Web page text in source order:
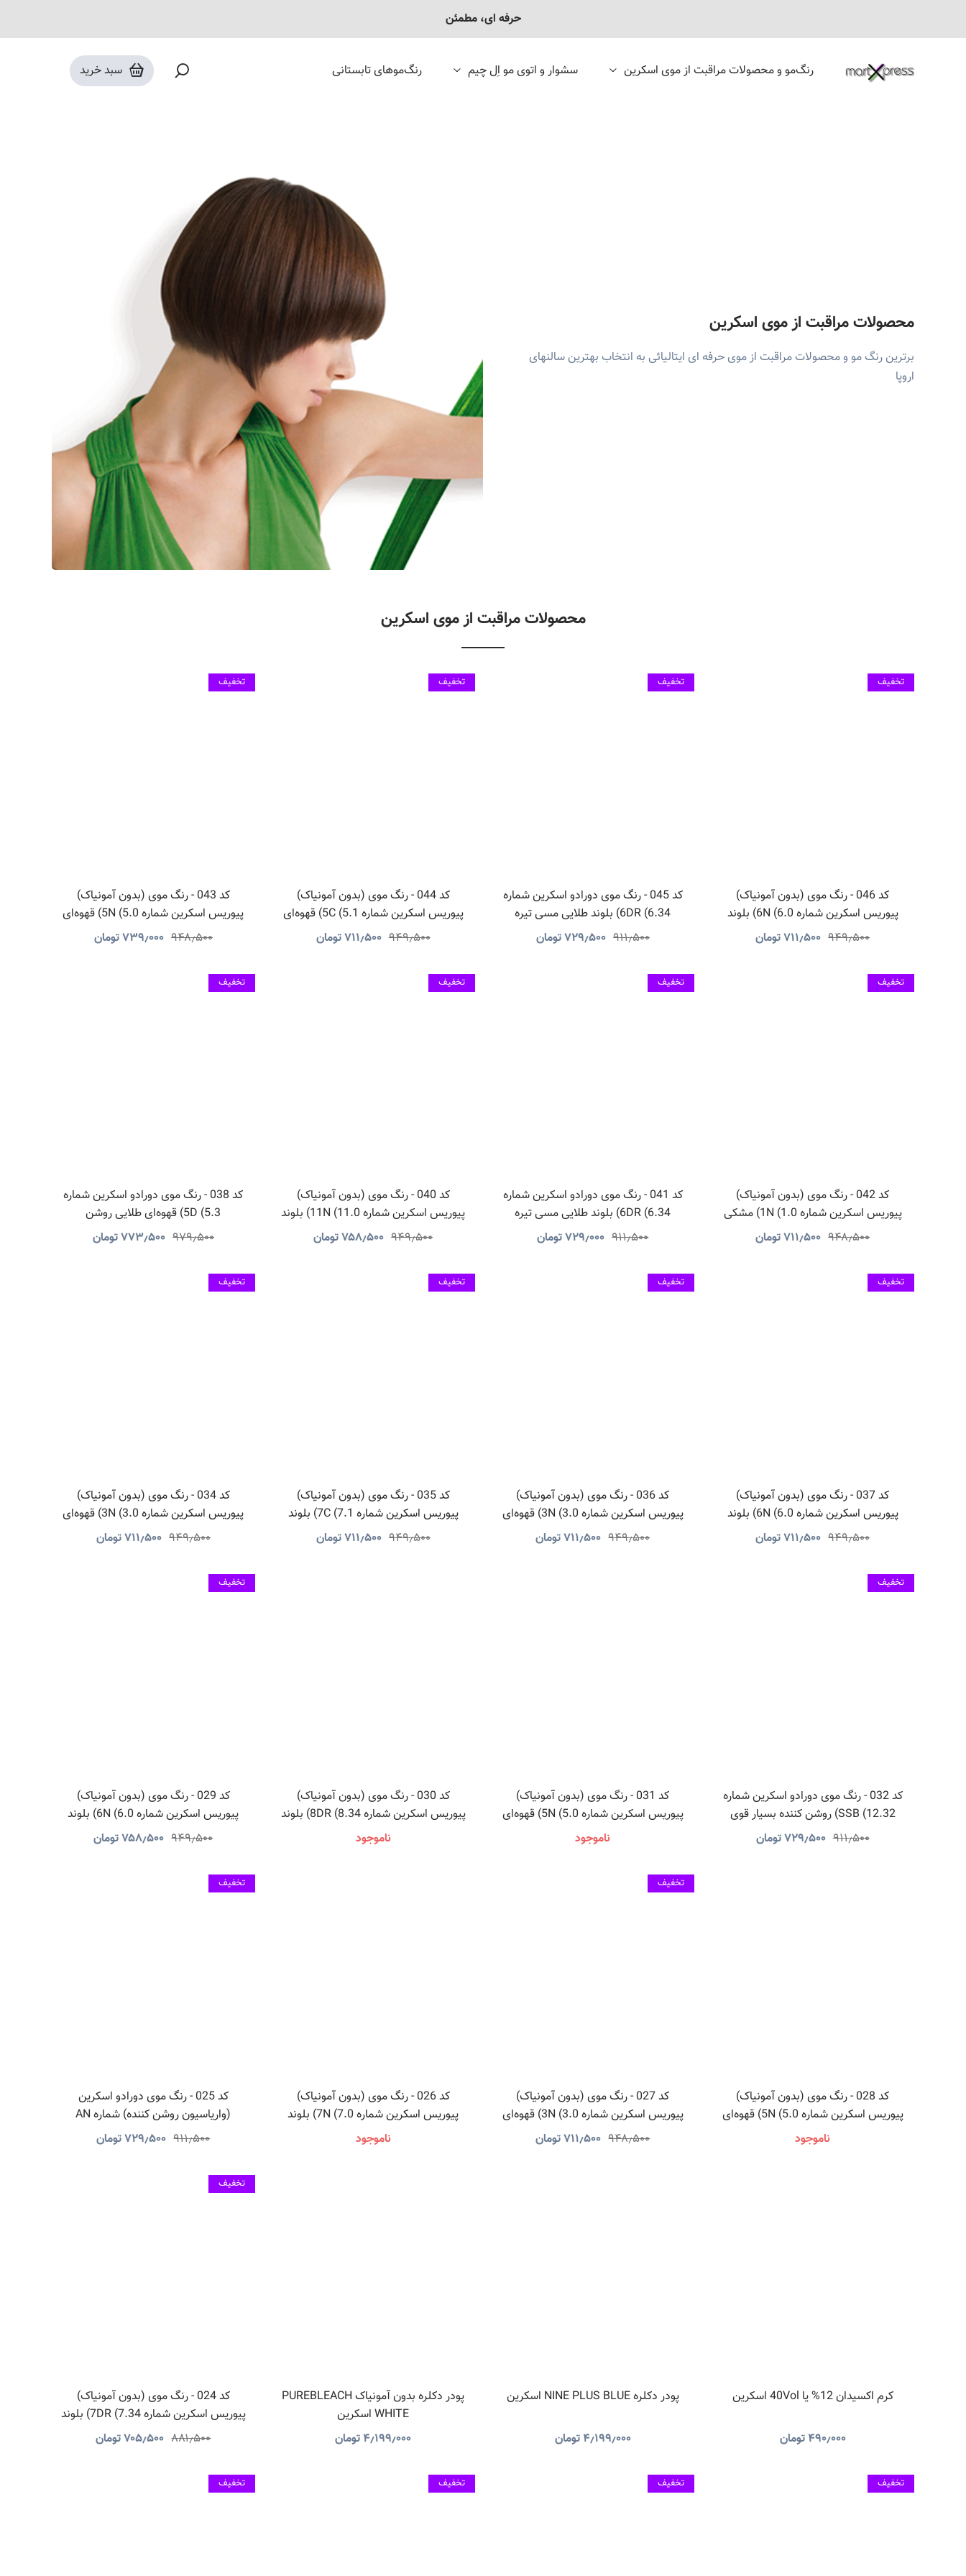
حرفه ای، مطمئن
رنگ‌مو و محصولات مراقبت از موی اسکرین سشوار و اتوی مو اِل چیم رنگ‌موهای تابستانی سبد خرید
محصولات مراقبت از موی اسکرین
برترین رنگ مو و محصولات مراقبت از موی حرفه ای ایتالیائی به انتخاب بهترین سالنهای
اروپا
محصولات مراقبت از موی اسکرین
تخفیف
کد 046 - رنگ موی (بدون آمونیاک)
پیوریس اسکرین شماره 6N (6.0) بلوند
تیره ۹۴۹٫۵۰۰ ۷۱۱٫۵۰۰تومان
تخفیف
کد 045 - رنگ موی دورادو اسکرین شماره
6DR (6.34) بلوند طلایی مسی تیره
۹۱۱٫۵۰۰ ۷۲۹٫۵۰۰تومان
تخفیف
کد 044 - رنگ موی (بدون آمونیاک)
پیوریس اسکرین شماره 5C (5.1) قهوه‌ای
خاکستری روشن۹۴۹٫۵۰۰ ۷۱۱٫۵۰۰تومان
تخفیف
کد 043 - رنگ موی (بدون آمونیاک)
پیوریس اسکرین شماره 5N (5.0) قهوه‌ای
روشن ۹۴۸٫۵۰۰ ۷۳۹٫۰۰۰تومان
تخفیف
کد 042 - رنگ موی (بدون آمونیاک)
پیوریس اسکرین شماره 1N (1.0) مشکی
طبیعی ۹۴۸٫۵۰۰ ۷۱۱٫۵۰۰تومان
تخفیف
کد 041 - رنگ موی دورادو اسکرین شماره
6DR (6.34) بلوند طلایی مسی تیره
۹۱۱٫۵۰۰ ۷۲۹٫۰۰۰تومان
تخفیف
کد 040 - رنگ موی (بدون آمونیاک)
پیوریس اسکرین شماره 11N (11.0) بلوند
پلاتینه ۹۴۹٫۵۰۰ ۷۵۸٫۵۰۰تومان
تخفیف
کد 038 - رنگ موی دورادو اسکرین شماره
5D (5.3) قهوه‌ای طلایی روشن
۹۷۹٫۵۰۰ ۷۷۳٫۵۰۰تومان
تخفیف
کد 037 - رنگ موی (بدون آمونیاک)
پیوریس اسکرین شماره 6N (6.0) بلوند
تیره ۹۴۹٫۵۰۰ ۷۱۱٫۵۰۰تومان
تخفیف
کد 036 - رنگ موی (بدون آمونیاک)
پیوریس اسکرین شماره 3N (3.0) قهوه‌ای
تیره ۹۴۹٫۵۰۰ ۷۱۱٫۵۰۰تومان
تخفیف
کد 035 - رنگ موی (بدون آمونیاک)
پیوریس اسکرین شماره 7C (7.1) بلوند
خاکستری۹۴۹٫۵۰۰ ۷۱۱٫۵۰۰تومان
تخفیف
کد 034 - رنگ موی (بدون آمونیاک)
پیوریس اسکرین شماره 3N (3.0) قهوه‌ای
تیره ۹۴۹٫۵۰۰ ۷۱۱٫۵۰۰تومان
تخفیف
کد 032 - رنگ موی دورادو اسکرین شماره
SSB (12.32) روشن کننده بسیار قوی
شکلاتی ۹۱۱٫۵۰۰ ۷۲۹٫۵۰۰تومان
کد 031 - رنگ موی (بدون آمونیاک)
پیوریس اسکرین شماره 5N (5.0) قهوه‌ای
روشن
ناموجود
کد 030 - رنگ موی (بدون آمونیاک)
پیوریس اسکرین شماره 8DR (8.34) بلوند
طلایی مسی روشن
ناموجود
تخفیف
کد 029 - رنگ موی (بدون آمونیاک)
پیوریس اسکرین شماره 6N (6.0) بلوند
تیره ۹۴۹٫۵۰۰ ۷۵۸٫۵۰۰تومان
کد 028 - رنگ موی (بدون آمونیاک)
پیوریس اسکرین شماره 5N (5.0) قهوه‌ای
روشن
ناموجود
تخفیف
کد 027 - رنگ موی (بدون آمونیاک)
پیوریس اسکرین شماره 3N (3.0) قهوه‌ای
تیره ۹۴۸٫۵۰۰ ۷۱۱٫۵۰۰تومان
کد 026 - رنگ موی (بدون آمونیاک)
پیوریس اسکرین شماره 7N (7.0) بلوند
ناموجود
تخفیف
کد 025 - رنگ موی دورادو اسکرین
(واریاسیون روشن کننده) شماره AN
۹۱۱٫۵۰۰ ۷۲۹٫۵۰۰تومان
کرم اکسیدان 12% یا 40Vol اسکرین
۴۹۰٫۰۰۰ تومان
پودر دکلره NINE PLUS BLUE اسکرین
۴٫۱۹۹٫۰۰۰ تومان
پودر دکلره بدون آمونیاک PUREBLEACH
WHITE اسکرین
۴٫۱۹۹٫۰۰۰ تومان
تخفیف
کد 024 - رنگ موی (بدون آمونیاک)
پیوریس اسکرین شماره 7DR (7.34) بلوند
طلایی مسی۸۸۱٫۵۰۰ ۷۰۵٫۵۰۰تومان
تخفیف تخفیف تخفیف تخفیف